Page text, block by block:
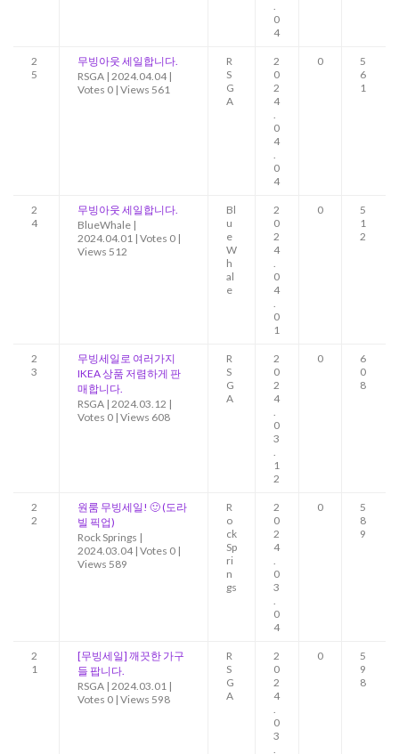
0
4
2
5
무빙아웃 세일합니다.
RSGA | 2024.04.04 |
Votes 0 | Views 561
R
S
G
A
2
0
2
4
0
4
0
4
0
5
6
1
2
4
무빙아웃 세일합니다.
BlueWhale |
2024.04.01 | Votes 0 |
Views 512
Bl
u
e
W
h
al
e
2
0
2
4
0
4
0
1
0
5
1
2
2
3
무빙세일로 여러가지
IKEA 상품 저렴하게 판
매합니다.
RSGA | 2024.03.12 |
Votes 0 | Views 608
R
S
G
A
2
0
2
4
0
3
1
2
0
6
0
8
2
2
원룸 무빙세일! 🙂 (도라
빌 픽업)
Rock Springs |
2024.03.04 | Votes 0 |
Views 589
R
o
ck
Sp
ri
n
gs
2
0
2
4
0
3
0
4
0
5
8
9
2
1
[무빙세일] 깨끗한 가구
들 팝니다.
RSGA | 2024.03.01 |
Votes 0 | Views 598
R
S
G
A
2
0
2
4
0
3
0
5
9
8